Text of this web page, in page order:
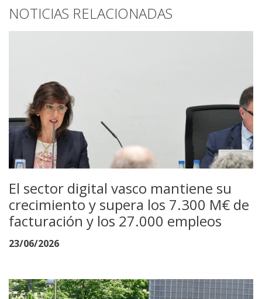
NOTICIAS RELACIONADAS
El sector digital vasco mantiene su
crecimiento y supera los 7.300 M€ de
facturación y los 27.000 empleos
23/06/2026